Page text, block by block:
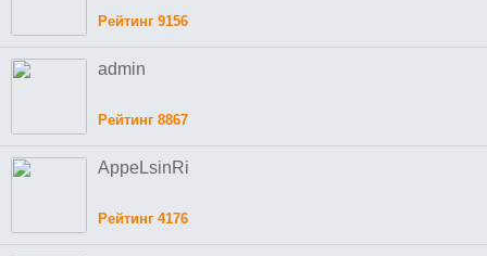
Рейтинг 9156
admin
Рейтинг 8867
AppeLsinRi
Рейтинг 4176